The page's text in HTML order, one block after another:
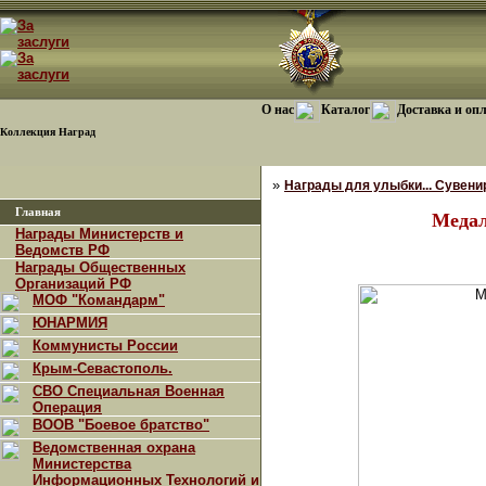
Коллекция Наград
О нас Каталог Доставка и
Главная
Награды Министерств и
Ведомств РФ
Награды Общественных
Организаций РФ
МОФ "Командарм"
ЮНАРМИЯ
Коммунисты России
Крым-Севастополь.
СВО Специальная Военная
Операция
ВООВ "Боевое братство"
Ведомственная охрана
Министерства
Информационных Технологий и
» Награды для улыбки...